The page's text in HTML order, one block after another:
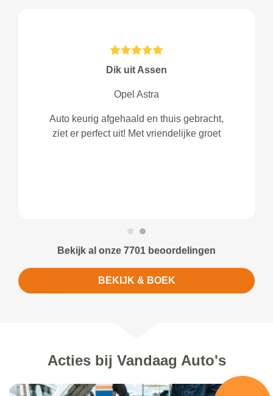
Dik uit Assen
Opel Astra
Auto keurig afgehaald en thuis gebracht,
ziet er perfect uit! Met vriendelijke groet
Bekijk al onze 7701 beoordelingen
BEKIJK & BOEK
Acties bij Vandaag Auto's